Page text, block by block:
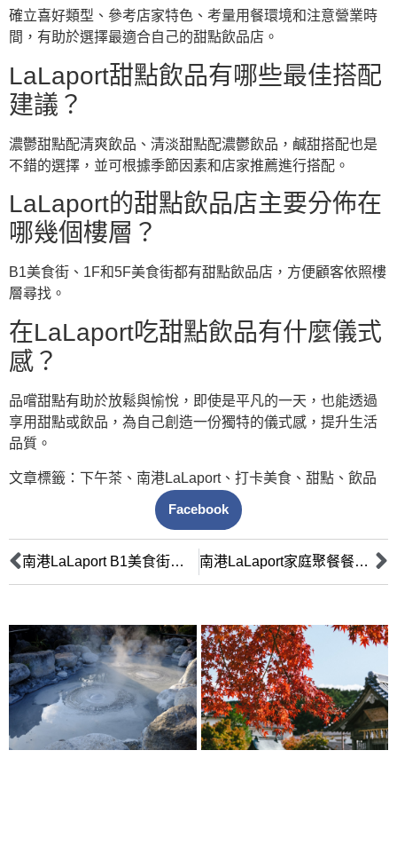
確立喜好類型、參考店家特色、考量用餐環境和注意營業時
間，有助於選擇最適合自己的甜點飲品店。
LaLaport甜點飲品有哪些最佳搭配
建議？
濃鬱甜點配清爽飲品、清淡甜點配濃鬱飲品，鹹甜搭配也是
不錯的選擇，並可根據季節因素和店家推薦進行搭配。
LaLaport的甜點飲品店主要分佈在
哪幾個樓層？
B1美食街、1F和5F美食街都有甜點飲品店，方便顧客依照樓
層尋找。
在LaLaport吃甜點飲品有什麼儀式
感？
品嚐甜點有助於放鬆與愉悅，即使是平凡的一天，也能透過
享用甜點或飲品，為自己創造一份獨特的儀式感，提升生活
品質。
文章標籤： 下午茶 、 南港LaLaport、 打卡美食 、 甜點 、 飲品
Facebook
南港LaLaport B1美食街攻略：上班族午餐高效多樣選 南港LaLaport家庭聚餐餐廳推薦：CP值美食精選攻略